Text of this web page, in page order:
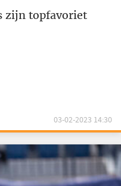
zijn topfavoriet
03-02-2023 14:30